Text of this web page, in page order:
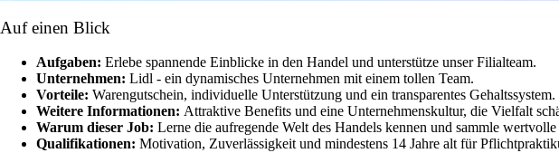
Auf einen Blick
Aufgaben: Erlebe spannende Einblicke in den Handel und unterstütze unser Filialteam.
Unternehmen: Lidl - ein dynamisches Unternehmen mit einem tollen Team.
Vorteile: Warengutschein, individuelle Unterstützung und ein transparentes Gehaltssystem.
Weitere Informationen: Attraktive Benefits und eine Unternehmenskultur, die Vielfalt
Warum dieser Job: Lerne die aufregende Welt des Handels kennen und sammle
Qualifikationen: Motivation, Zuverlässigkeit und mindestens 14 Jahre alt für